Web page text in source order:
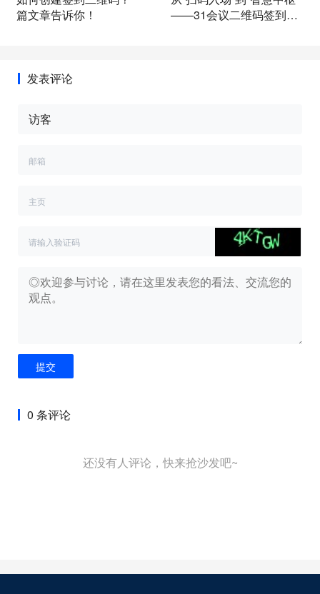
篇文章告诉你！
——31会议二维码签到如
发表评论
提交
0 条评论
还没有人评论，快来抢沙发吧~